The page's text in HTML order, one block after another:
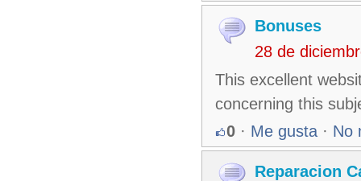
Bonuses
28 de
This excellent
concerning this
0 · Me gusta · No
Reparacion